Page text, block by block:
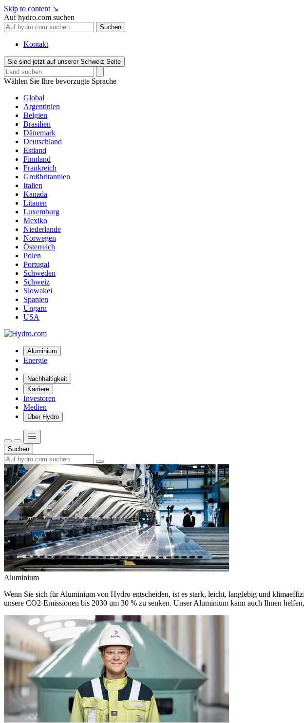
Skip to content ↘
Auf hydro.com suchen
Suchen
Kontakt
Sie sind jetzt auf unserer Schweiz Seite
Wählen Sie Ihre bevorzugte Sprache
Global
Argentinien
Belgien
Brasilien
Dänemark
Deutschland
Estland
Finnland
Frankreich
Großbritannien
Italien
Kanada
Litauen
Luxemburg
Mexiko
Niederlande
Norwegen
Österreich
Polen
Portugal
Schweden
Schweiz
Slowakei
Spanien
Ungarn
USA
Aluminium
Energie
Nachhaltigkeit
Karriere
Investoren
Medien
Über Hydro
Suchen
Aluminium
Wenn Sie sich für Aluminium von Hydro entscheiden, ist es stark, leicht, langlebig und
unsere CO2-Emissionen bis 2030 um 30 % zu senken. Unser Aluminium kann auch Ihnen